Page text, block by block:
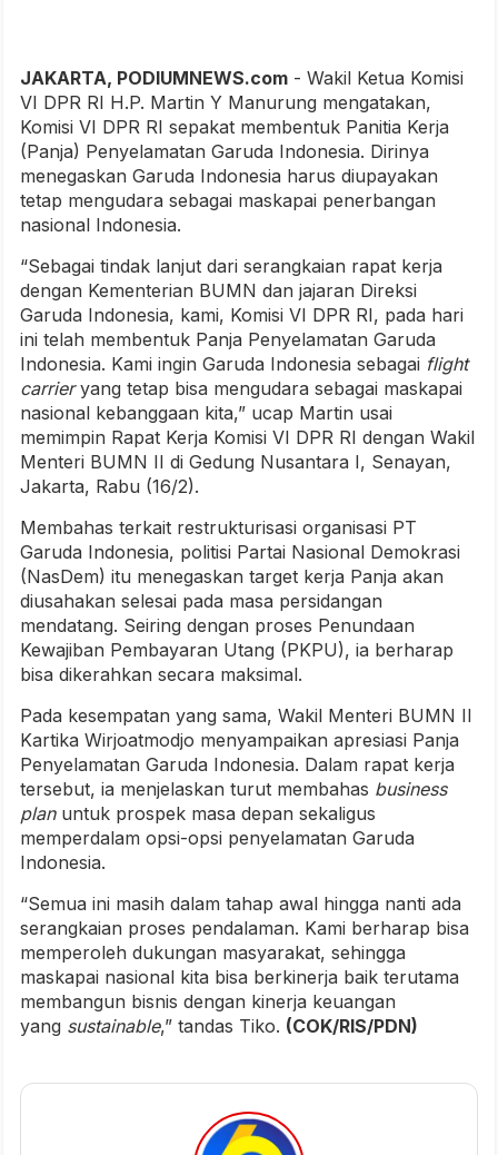
JAKARTA, PODIUMNEWS.com - Wakil Ketua Komisi
VI DPR RI H.P. Martin Y Manurung mengatakan,
Komisi VI DPR RI sepakat membentuk Panitia Kerja
(Panja) Penyelamatan Garuda Indonesia. Dirinya
menegaskan Garuda Indonesia harus diupayakan
tetap mengudara sebagai maskapai penerbangan
nasional Indonesia.
“Sebagai tindak lanjut dari serangkaian rapat kerja
dengan Kementerian BUMN dan jajaran Direksi
Garuda Indonesia, kami, Komisi VI DPR RI, pada hari
ini telah membentuk Panja Penyelamatan Garuda
Indonesia. Kami ingin Garuda Indonesia sebagai flight
carrieryang tetap bisa mengudara sebagai maskapai
nasional kebanggaan kita,” ucap Martin usai
memimpin Rapat Kerja Komisi VI DPR RI dengan Wakil
Menteri BUMN II di Gedung Nusantara I, Senayan,
Jakarta, Rabu (16/2).
Membahas terkait restrukturisasi organisasi PT
Garuda Indonesia, politisi Partai Nasional Demokrasi
(NasDem) itu menegaskan target kerja Panja akan
diusahakan selesai pada masa persidangan
mendatang. Seiring dengan proses Penundaan
Kewajiban Pembayaran Utang (PKPU), ia berharap
bisa dikerahkan secara maksimal.
Pada kesempatan yang sama, Wakil Menteri BUMN II
Kartika Wirjoatmodjo menyampaikan apresiasi Panja
Penyelamatan Garuda Indonesia. Dalam rapat kerja
tersebut, ia menjelaskan turut membahas business
planuntuk prospek masa depan sekaligus
memperdalam opsi-opsi penyelamatan Garuda
Indonesia.
“Semua ini masih dalam tahap awal hingga nanti ada
serangkaian proses pendalaman. Kami berharap bisa
memperoleh dukungan masyarakat, sehingga
maskapai nasional kita bisa berkinerja baik terutama
membangun bisnis dengan kinerja keuangan
yang sustainable,” tandas Tiko. (COK/RIS/PDN)